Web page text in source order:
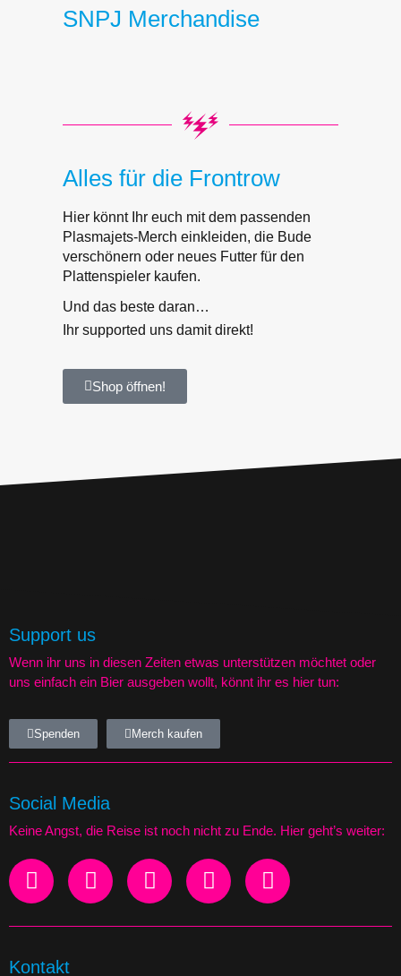
SNPJ Merchandise
Alles für die Frontrow
Hier könnt Ihr euch mit dem passenden
Plasmajets-Merch einkleiden, die Bude
verschönern oder neues Futter für den
Plattenspieler kaufen.
Und das beste daran…
Ihr supported uns damit direkt!
Shop öffnen!
Support us
Wenn ihr uns in diesen Zeiten etwas unterstützen möchtet oder
uns einfach ein Bier ausgeben wollt, könnt ihr es hier tun:
Spenden Merch kaufen
Social Media
Keine Angst, die Reise ist noch nicht zu Ende. Hier geht’s weiter:
Kontakt